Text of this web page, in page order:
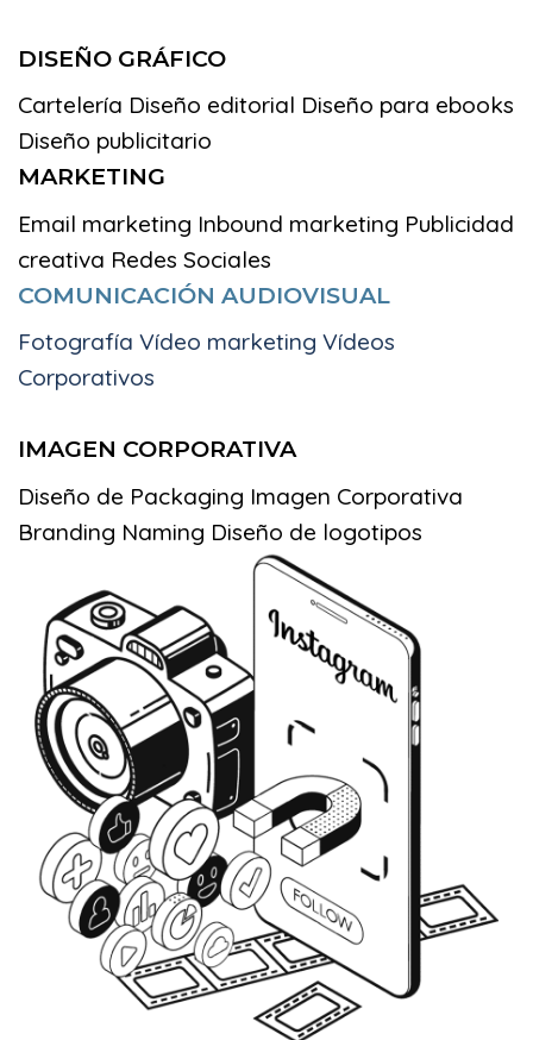
DISEÑO GRÁFICO
Cartelería Diseño editorial Diseño para ebooks
Diseño publicitario
MARKETING
Email marketing Inbound marketing Publicidad
creativa Redes Sociales
COMUNICACIÓN AUDIOVISUAL
Fotografía Vídeo marketing Vídeos
Corporativos
IMAGEN CORPORATIVA
Diseño de Packaging Imagen Corporativa
Branding Naming Diseño de logotipos